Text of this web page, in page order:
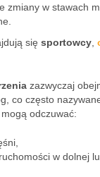
zmiany w stawach
się sportowcy
zazwyczaj
co często
mogą odczuwać:
w dolnej